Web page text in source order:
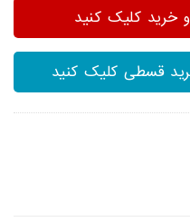
کلیک کنید
قسطی کلیک کنید